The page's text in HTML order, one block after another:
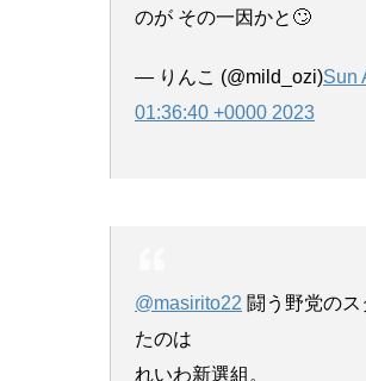
のが その一因かと🙄
— りんこ (@mild_ozi)Sun
01:36:40 +0000 2023
@masirito22 闘う野党の
たのは
れいわ新選組。